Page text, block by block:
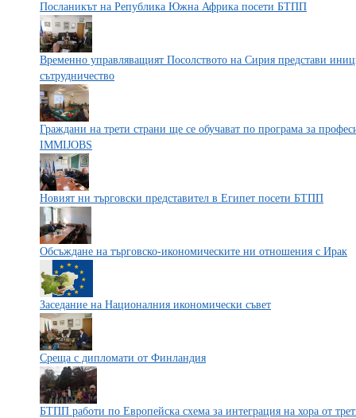
Посланикът на Република Южна Африка посети БТПП
Временно управляващият Посолството на Сирия представи
сътрудничество
Граждани на трети страни ще се обучават по програмa за
IMMIJOBS
Новият ни търговски представител в Египет посети БТПП
Обсъждане на търговско-икономическите ни отношения с Ирак
Заседание на Националния икономически съвет
Среща с дипломати от Финландия
БТПП работи по Европейска схема за интеграция на хора от